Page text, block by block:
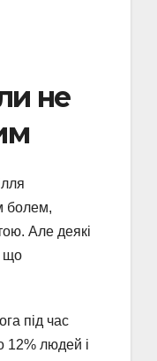
не
болем,
Але деякі
що
під час
12% людей і